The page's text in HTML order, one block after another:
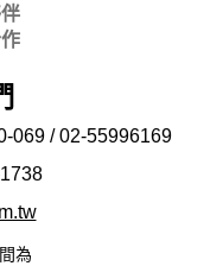
069 / 02-55996169
1738
為